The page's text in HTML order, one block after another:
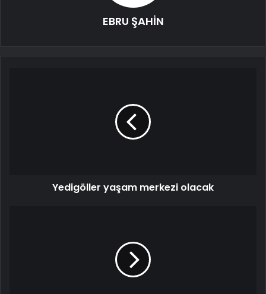
EBRU ŞAHİN
Yedigöller yaşam merkezi olacak